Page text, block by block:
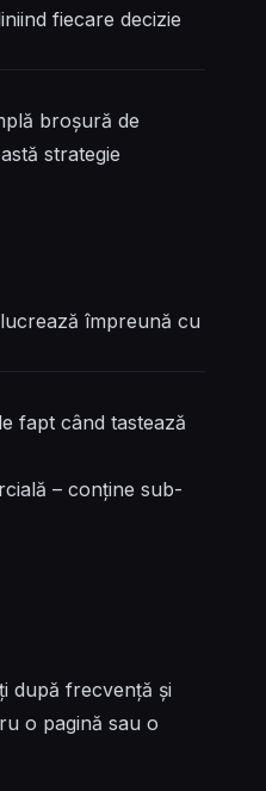
fiecare decizie
broșură de
strategie
împreună cu
fapt când tastează
– conține sub-
după frecvență și
o pagină sau o